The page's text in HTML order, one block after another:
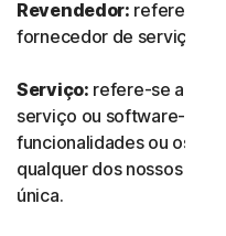
Revendedor: refere-se a
fornecedor de serviços
Serviço: refere-se a
serviço ou software-
funcionalidades ou os
qualquer dos nossos
única.